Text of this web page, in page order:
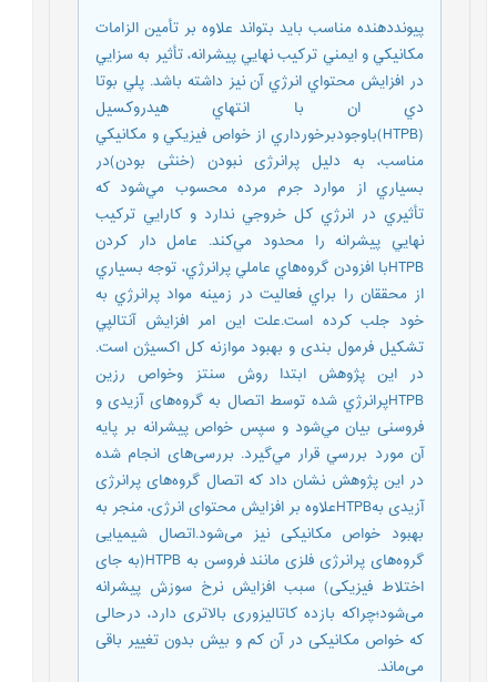
پیونددهنده مناسب بايد بتواند علاوه بر تأمين الزامات
مکانيکي و ايمني ترکيب نهايي پيشرانه، تأثير به سزايي
در افزايش محتواي انرژي آن نيز داشته باشد. پلي بوتا
دي ان با انتهاي هيدروکسيل
(HTPB)باوجودبرخورداري از خواص فيزيکي و مکانيکي
مناسب، به دليل پرانرژی نبودن (خنثی بودن)در
بسياري از موارد جرم مرده محسوب مي‌شود که
تأثيري در انرژي کل خروجي ندارد و کارايي ترکيب
نهايي پيشرانه را محدود مي‌کند. عامل دار کردن
HTPBبا افزودن گروه‌هاي عاملي پرانرژي، توجه بسياري
از محققان را براي فعاليت در زمينه مواد پرانرژي به
خود جلب کرده است.علت این امر افزايش آنتالپي
تشکيل فرمول بندی و بهبود موازنه کل اکسيژن است.
در اين پژوهش ابتدا روش سنتز وخواص رزين
HTPBپرانرژي شده توسط اتصال به گروه‌های آزیدی و
فروسنی بيان مي‌شود و سپس خواص پيشرانه بر پايه
آن مورد بررسي قرار مي‌گيرد. بررسی‌های انجام شده
در این پژوهش نشان داد که اتصال گروه‌های پرانرژی
آزیدی بهHTPBعلاوه بر افزایش محتوای انرژی، منجر به
بهبود خواص مکانیکی نیز می‌شود.اتصال شیمیایی
گروه‌های پرانرژی فلزی مانند فروسن به HTPB(به جای
اختلاط فیزیکی) سبب افزایش نرخ سوزش پیشرانه
می‌شود؛چراکه بازده کاتالیزوری بالاتری دارد، درحالی
که خواص مکانیکی در آن کم و بیش بدون تغییر باقی
می‌ماند.